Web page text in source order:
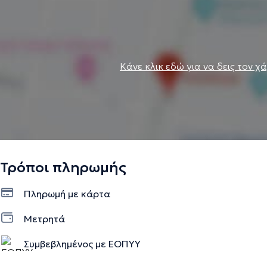
Κάνε κλικ εδώ για να δεις τον
Τρόποι πληρωμής
Πληρωμή με κάρτα
Μετρητά
Συμβεβλημένος με ΕΟΠΥΥ